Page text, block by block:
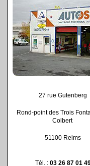
27 rue Gutenberg
Rond-point des Trois
Colbert
51100 Reims
Tél. : 03 26 87 01